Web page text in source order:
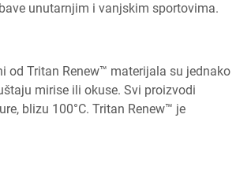
unutarnjim i vanjskim sportovima.
od Tritan Renew™ materijala su jednako
mirise ili okuse. Svi proizvodi
blizu 100°C. Tritan Renew™ je